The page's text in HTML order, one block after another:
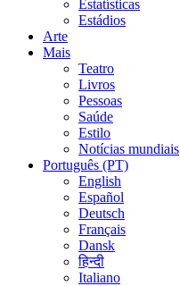
Estatísticas
Estádios
Arte
Mais
Teatro
Livros
Pessoas
Saúde
Estilo
Notícias mundiais
Português (PT)
English
Español
Deutsch
Français
Dansk
हिन्दी
Italiano